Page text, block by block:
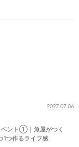
2027.07.06
ベント①｜魚屋がつく
1つ作るライブ感